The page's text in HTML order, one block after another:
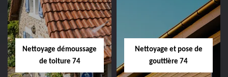
Nettoyage démoussage
de toiture 74
Nettoyage et pose de
gouttière 74